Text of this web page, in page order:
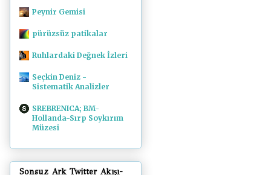
Peynir Gemisi
pürüzsüz patikalar
Ruhlardaki Değnek İzleri
Seçkin Deniz -
Sistematik Analizler
SREBRENICA; BM-
Hollanda-Sırp Soykırım
Müzesi
Sonsuz Ark Twitter Akışı-